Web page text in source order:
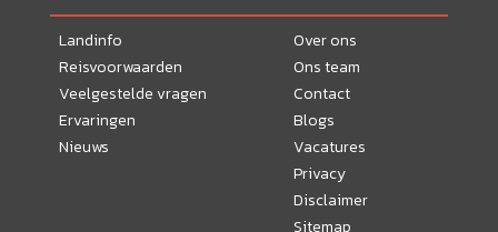
Landinfo
Reisvoorwaarden
Veelgestelde vragen
Ervaringen
Nieuws
Over ons
Ons team
Contact
Blogs
Vacatures
Privacy
Disclaimer
Sitemap